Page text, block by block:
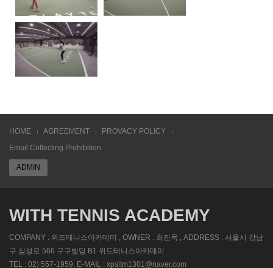
HOME AGREEMENT
PROVACY POLICY
Email Collecting Prohibition
ADMIN
WITH TENNIS ACADEMY
COMPANY : 위드테니스아카데미 , OWNER : 최진욱 , ADDRESS : 서울시 강남
구 삼성로 566 구구빌딩 B1 위드테니스아카데미
TEL : 02) 557-1959, E-MAIL : xpsltm1301@naver.com